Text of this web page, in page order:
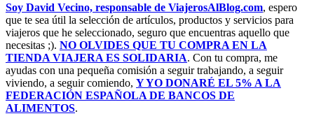
Soy David Vecino, responsable de ViajerosAlBlog.com, espero
que te sea útil la selección de artículos, productos y servicios para
viajeros que he seleccionado, seguro que encuentras aquello que
necesitas ;). NO OLVIDES QUE TU COMPRA EN LA
TIENDA VIAJERA ES SOLIDARIA. Con tu compra, me
ayudas con una pequeña comisión a seguir trabajando, a seguir
viviendo, a seguir comiendo, Y YO DONARÉ EL 5% A LA
FEDERACIÓN ESPAÑOLA DE BANCOS DE
ALIMENTOS.